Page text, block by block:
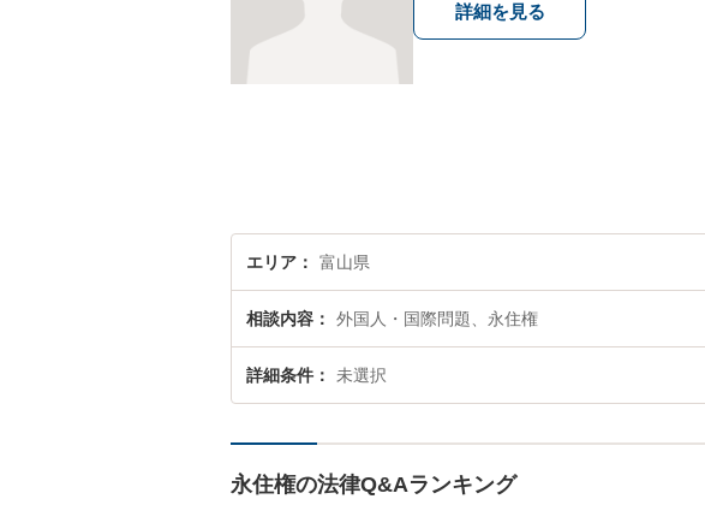
詳細を見る
エリア 富山県
相談内容 外国人・国際問題、永住権
詳細条件 未選択
永住権の法律Q&Aランキング